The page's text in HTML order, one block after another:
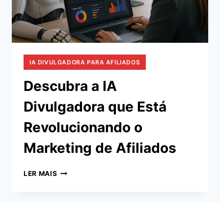
IA DIVULGADORA PARA AFILIADOS
Descubra a IA
Divulgadora que Está
Revolucionando o
Marketing de Afiliados
LER MAIS DESCUBRA